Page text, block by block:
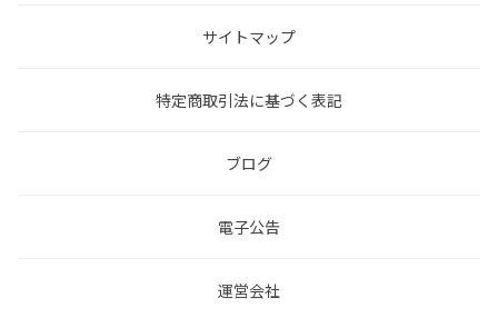
サイトマップ
特定商取引法に基づく表記
ブログ
電子公告
運営会社